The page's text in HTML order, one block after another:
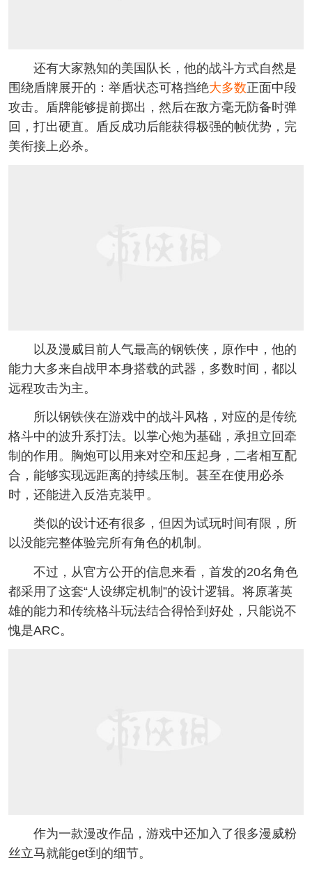
还有大家熟知的美国队长，他的战斗方式自然是
围绕盾牌展开的：举盾状态可格挡绝大多数正面中段
攻击。盾牌能够提前掷出，然后在敌方毫无防备时弹
回，打出硬直。盾反成功后能获得极强的帧优势，完
美衔接上必杀。
以及漫威目前人气最高的钢铁侠，原作中，他的
能力大多来自战甲本身搭载的武器，多数时间，都以
远程攻击为主。
所以钢铁侠在游戏中的战斗风格，对应的是传统
格斗中的波升系打法。以掌心炮为基础，承担立回牵
制的作用。胸炮可以用来对空和压起身，二者相互配
合，能够实现远距离的持续压制。甚至在使用必杀
时，还能进入反浩克装甲。
类似的设计还有很多，但因为试玩时间有限，所
以没能完整体验完所有角色的机制。
不过，从官方公开的信息来看，首发的20名角色
都采用了这套“人设绑定机制”的设计逻辑。将原著英
雄的能力和传统格斗玩法结合得恰到好处，只能说不
愧是ARC。
作为一款漫改作品，游戏中还加入了很多漫威粉
丝立马就能get到的细节。